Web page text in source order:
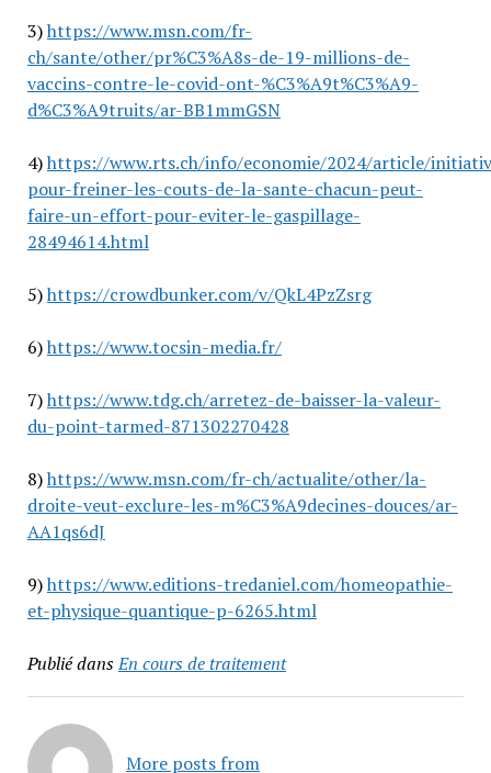
3)https://www.msn.com/fr-
ch/sante/other/pr%C3%A8s-de-19-millions-de-
vaccins-contre-le-covid-ont-%C3%A9t%C3%A9-
d%C3%A9truits/ar-BB1mmGSN
4)https://www.rts.ch/info/economie/2024/article/
pour-freiner-les-couts-de-la-sante-chacun-peut-
faire-un-effort-pour-eviter-le-gaspillage-
28494614.html
5)https://crowdbunker.com/v/QkL4PzZsrg
6)https://www.tocsin-media.fr/
7)https://www.tdg.ch/arretez-de-baisser-la-valeur-
du-point-tarmed-871302270428
8)https://www.msn.com/fr-ch/actualite/other/la-
droite-veut-exclure-les-m%C3%A9decines-douces/ar-
AA1qs6dJ
9)https://www.editions-tredaniel.com/homeopathie-
et-physique-quantique-p-6265.html
Publié dansEn cours de traitement
More posts from